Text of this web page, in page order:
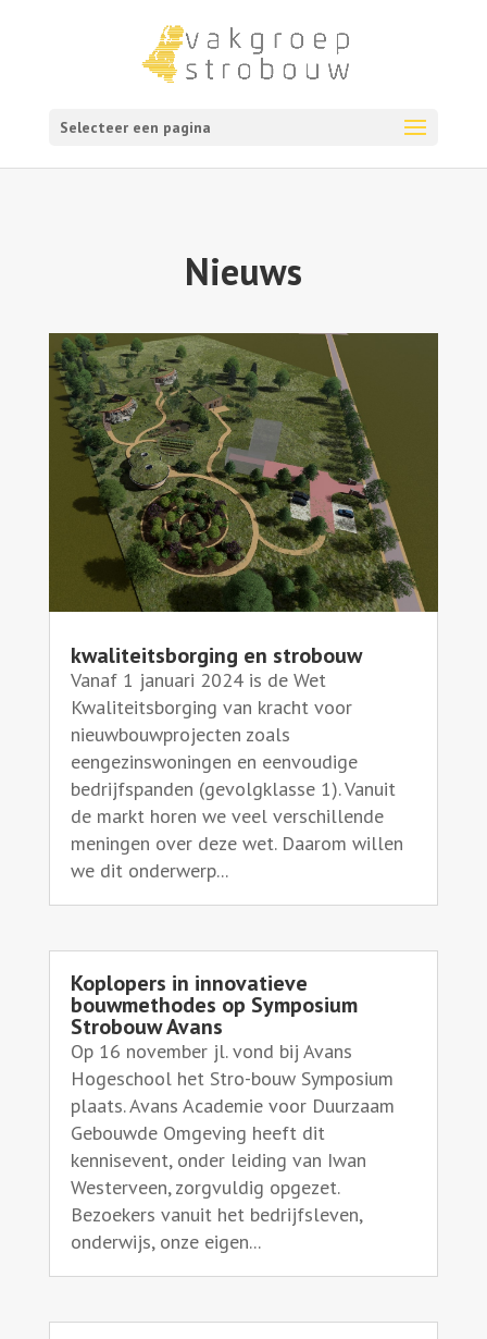
Selecteer een pagina
Nieuws
kwaliteitsborging en strobouw
Vanaf 1 januari 2024 is de Wet
Kwaliteitsborging van kracht voor
nieuwbouwprojecten zoals
eengezinswoningen en eenvoudige
bedrijfspanden (gevolgklasse 1). Vanuit
de markt horen we veel verschillende
meningen over deze wet. Daarom willen
we dit onderwerp...
Koplopers in innovatieve
bouwmethodes op Symposium
Strobouw Avans
Op 16 november jl. vond bij Avans
Hogeschool het Stro-bouw Symposium
plaats. Avans Academie voor Duurzaam
Gebouwde Omgeving heeft dit
kennisevent, onder leiding van Iwan
Westerveen, zorgvuldig opgezet.
Bezoekers vanuit het bedrijfsleven,
onderwijs, onze eigen...